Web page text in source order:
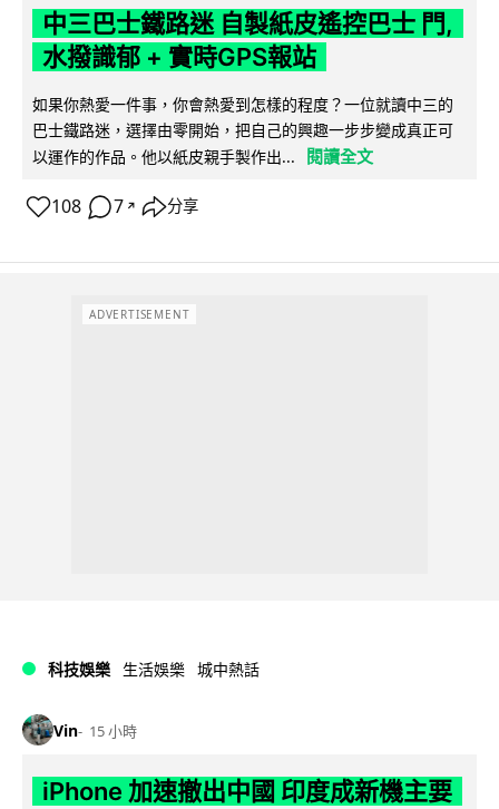
中三巴士鐵路迷 自製紙皮遙控巴士 門,
水撥識郁 + 實時GPS報站
如果你熱愛一件事，你會熱愛到怎樣的程度？一位就讀中三的
巴士鐵路迷，選擇由零開始，把自己的興趣一步步變成真正可
以運作的作品。他以紙皮親手製作出...
閱讀全文
108 7 ↗ 分享
ADVERTISEMENT
科技娛樂 生活娛樂 城中熱話
Vin 15 小時
iPhone 加速撤出中國 印度成新機主要